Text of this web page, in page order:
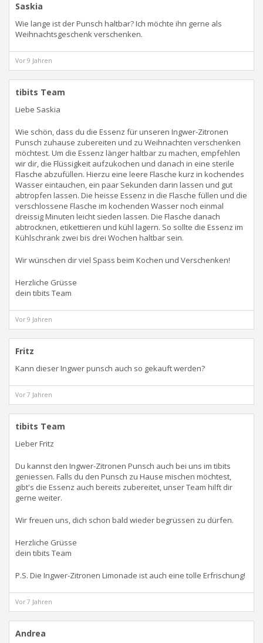
Saskia
Wie lange ist der Punsch haltbar? Ich möchte ihn gerne als
Weihnachtsgeschenk verschenken.
Vor 9 Jahren
tibits Team
Liebe Saskia
Wie schön, dass du die Essenz für unseren Ingwer-Zitronen
Punsch zuhause zubereiten und zu Weihnachten verschenken
möchtest. Um die Essenz länger haltbar zu machen, empfehlen
wir dir, die Flüssigkeit aufzukochen und danach in eine sterile
Flasche abzufüllen. Hierzu eine leere Flasche kurz in kochendes
Wasser eintauchen, ein paar Sekunden darin lassen und gut
abtropfen lassen. Die heisse Essenz in die Flasche füllen und die
verschlossene Flasche im kochenden Wasser noch einmal
dreissig Minuten leicht sieden lassen. Die Flasche danach
abtrocknen, etikettieren und kühl lagern. So sollte die Essenz im
Kühlschrank zwei bis drei Wochen haltbar sein.
Wir wünschen dir viel Spass beim Kochen und Verschenken!
Herzliche Grüsse
dein tibits Team
Vor 9 Jahren
Fritz
Kann dieser Ingwer punsch auch so gekauft werden?
Vor 7 Jahren
tibits Team
Lieber Fritz
Du kannst den Ingwer-Zitronen Punsch auch bei uns im tibits
geniessen. Falls du den Punsch zu Hause mischen möchtest,
gibt's die Essenz auch bereits zubereitet, unser Team hilft dir
gerne weiter.
Wir freuen uns, dich schon bald wieder begrüssen zu dürfen.
Herzliche Grüsse
dein tibits Team
P.S. Die Ingwer-Zitronen Limonade ist auch eine tolle Erfrischung!
Vor 7 Jahren
Andrea